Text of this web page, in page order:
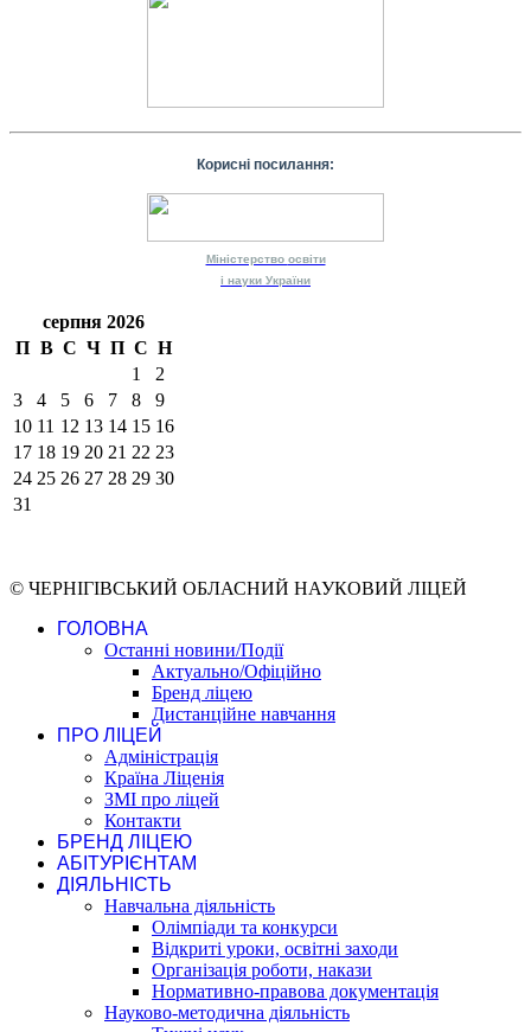
Корисні посилання:
Міністерство освіти
і науки України
серпня 2026
П В С Ч П С Н
1
2
3
4 5 6 7 8
9
10 11 12 13 14 15 16
17 18 19 20 21 22 23
24 25 26 27 28 29 30
31
© ЧЕРНІГІВСЬКИЙ ОБЛАСНИЙ НАУКОВИЙ ЛІЦЕЙ
ГОЛОВНА
Останні новини/Події
Актуально/Офіційно
Бренд ліцею
Дистанційне навчання
ПРО ЛІЦЕЙ
Адміністрація
Країна Ліценія
ЗМІ про ліцей
Контакти
БРЕНД ЛІЦЕЮ
АБІТУРІЄНТАМ
ДІЯЛЬНІСТЬ
Навчальна діяльність
Олімпіади та конкурси
Відкриті уроки, освітні заходи
Організація роботи, накази
Нормативно-правова документація
Науково-методична діяльність